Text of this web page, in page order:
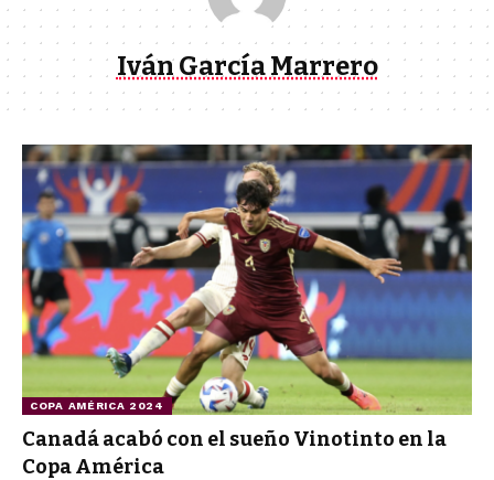
Iván García Marrero
COPA AMÉRICA 2024
Canadá acabó con el sueño Vinotinto en la
Copa América